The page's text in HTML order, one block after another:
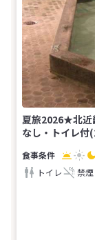
夏旅2026★北
なし・トイレ付
トイレ
禁煙